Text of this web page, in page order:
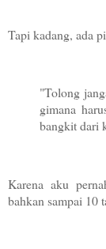
Tapi kadang, ada
"Tolong
gimana
bangkit dari
Karena aku
bahkan sampai 10